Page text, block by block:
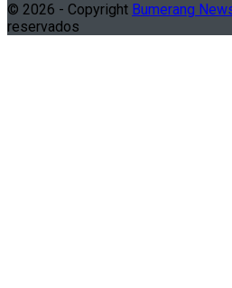
© 2026 - Copyright Bumerang
reservados